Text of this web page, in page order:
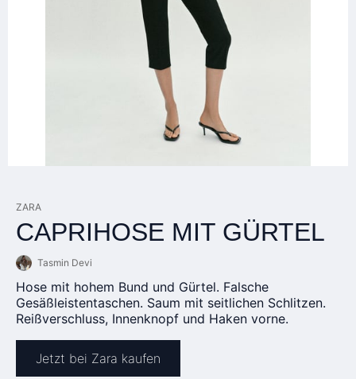
ZARA
CAPRIHOSE MIT GÜRTEL
Tasmin Devi
Hose mit hohem Bund und Gürtel. Falsche
Gesäßleistentaschen. Saum mit seitlichen Schlitzen.
Reißverschluss, Innenknopf und Haken vorne.
Jetzt bei Zara kaufen